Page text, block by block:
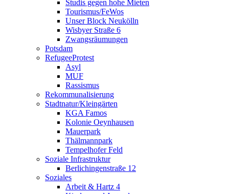
Studis gegen hohe Mieten
Tourismus/FeWos
Unser Block Neukölln
Wisbyer Straße 6
Zwangsräumungen
Potsdam
RefugeeProtest
Asyl
MUF
Rassismus
Rekommunalisierung
Stadtnatur/Kleingärten
KGA Famos
Kolonie Oeynhausen
Mauerpark
Thälmannpark
Tempelhofer Feld
Soziale Infrastruktur
Berlichingenstraße 12
Soziales
Arbeit & Hartz 4